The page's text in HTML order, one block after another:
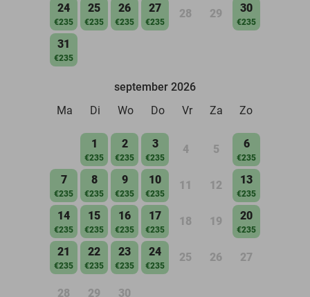
24
€235
25
€235
26
€235
27
€235
28 29 30
€235
31
€235
september 2026
Ma
Di Wo Do Vr Za Zo
1
€235
2
€235
3
€235
4 5 6
€235
7
€235
8
€235
9
€235
10
€235
11 12 13
€235
14
€235
15
€235
16
€235
17
€235
18 19 20
€235
21
€235
22
€235
23
€235
24
€235
25 26 27
28 29 30